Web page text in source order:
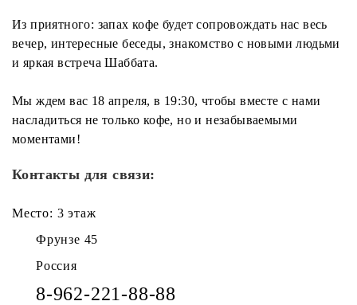
Из приятного: запах кофе будет сопровождать нас весь
вечер, интересные беседы, знакомство с новыми людьми
и яркая встреча Шаббата.
Мы ждем вас 18 апреля, в 19:30, чтобы вместе с нами
насладиться не только кофе, но и незабываемыми
моментами!
Контакты для связи:
Место: 3 этаж
Фрунзе 45
Россия
8-962-221-88-88